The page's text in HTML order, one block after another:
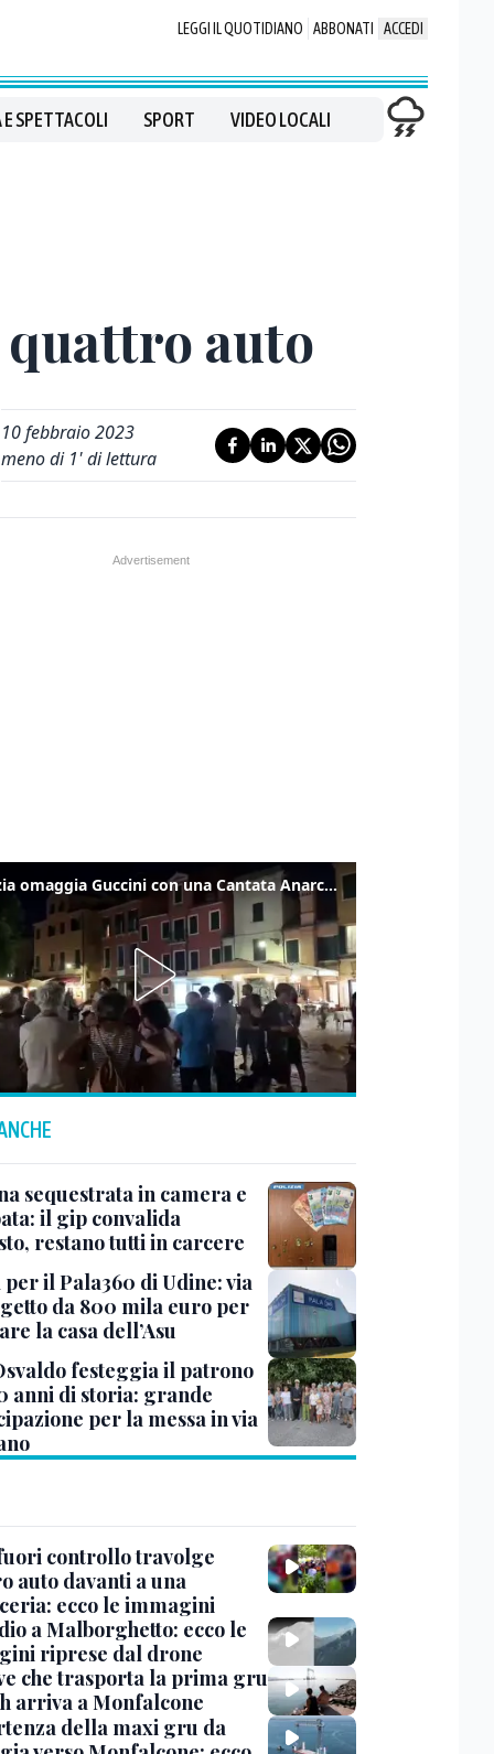
LEGGI IL QUOTIDIANO ABBONATI ACCEDI
SPETTACOLI SPORT VIDEO LOCALI
auto
10 febbraio 2023
meno di 1' di lettura
Venezia omaggia Guccini con una Cantata Anarchica in campo Santa Margherita
sequestrata in camera e
il gip convalida
restano tutti in carcere
per il Pala360 di Udine: via
da 800 mila euro per
la casa dell’Asu
festeggia il patrono
anni di storia: grande
per la messa in via
controllo travolge
auto davanti a una
ecco le immagini
a Malborghetto: ecco le
riprese dal drone
che trasporta la prima gru
arriva a Monfalcone
della maxi gru da